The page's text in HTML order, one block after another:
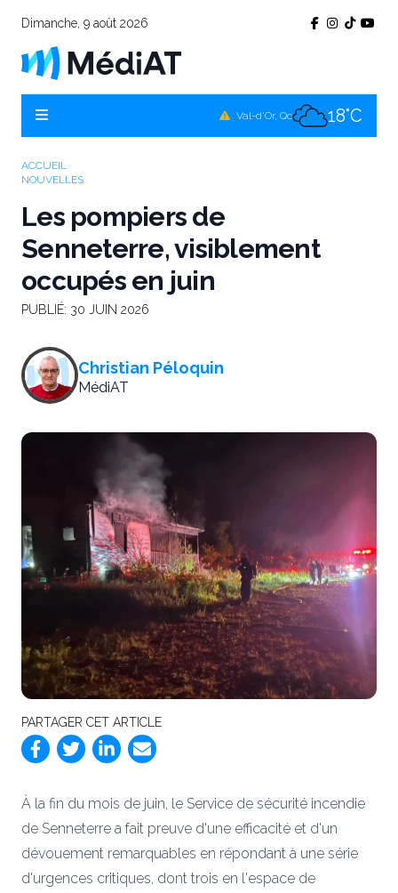
Dimanche, 9 août 2026
Val-d'Or, Qc 18°C
ACCUEIL
NOUVELLES
Les pompiers de
Senneterre, visiblement
occupés en juin
PUBLIÉ: 30 JUIN 2026
Christian Péloquin
MédiAT
PARTAGER CET ARTICLE
À la fin du mois de juin, le Service de sécurité incendie
de Senneterre a fait preuve d'une efficacité et d'un
dévouement remarquables en répondant à une série
d'urgences critiques, dont trois en l'espace de